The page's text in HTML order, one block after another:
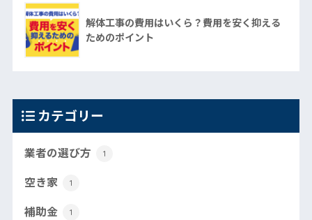
解体工事の費用はいくら？費用を安く抑える
ためのポイント
カテゴリー
業者の選び方 1
空き家 1
補助金 1